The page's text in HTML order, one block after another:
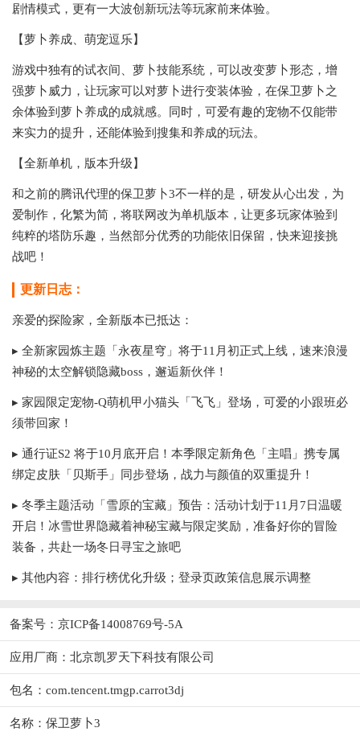
剧情模式，更有一大波创新玩法等玩家前来体验。
【萝卜养成、萌宠逗乐】
游戏中独有的试衣间、萝卜技能系统，可以改变萝卜形态，增
强萝卜威力，让玩家可以对萝卜进行变装体验，在保卫萝卜之
余体验到萝卜养成的成就感。同时，可爱有趣的宠物不仅能带
来实力的提升，还能体验到搜集和养成的玩法。
【全新单机，版本升级】
和之前的腾讯代理的保卫萝卜3不一样的是，研发从心出发，为
爱制作，化繁为简，将联网改为单机版本，让更多玩家体验到
纯粹的塔防乐趣，当然部分优秀的功能依旧保留，快来迎接挑
战吧！
更新日志：
亲爱的探险家，全新版本已抵达：
▸ 全新家园炼主题「永夜星穹」将于11月初正式上线，速来浪漫
神秘的太空解锁隐藏boss，邂逅新伙伴！
▸ 家园限定宠物-Q萌机甲小猫头「飞飞」登场，可爱的小跟班必
须带回家！
▸ 通行证S2 将于10月底开启！本季限定新角色「主唱」携专属
绑定皮肤「贝斯手」同步登场，战力与颜值的双重提升！
▸ 冬季主题活动「雪原的宝藏」预告：活动计划于11月7日温暖
开启！冰雪世界隐藏着神秘宝藏与限定奖励，准备好你的冒险
装备，共赴一场冬日寻宝之旅吧
▸ 其他内容：排行榜优化升级；登录页政策信息展示调整
备案号：京ICP备14008769号-5A
应用厂商： 北京凯罗天下科技有限公司
包名：com.tencent.tmgp.carrot3dj
名称：保卫萝卜3